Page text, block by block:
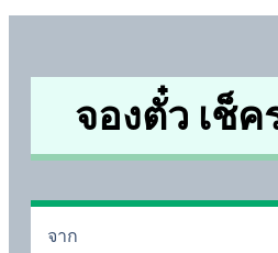
จองตั๋ว เช็